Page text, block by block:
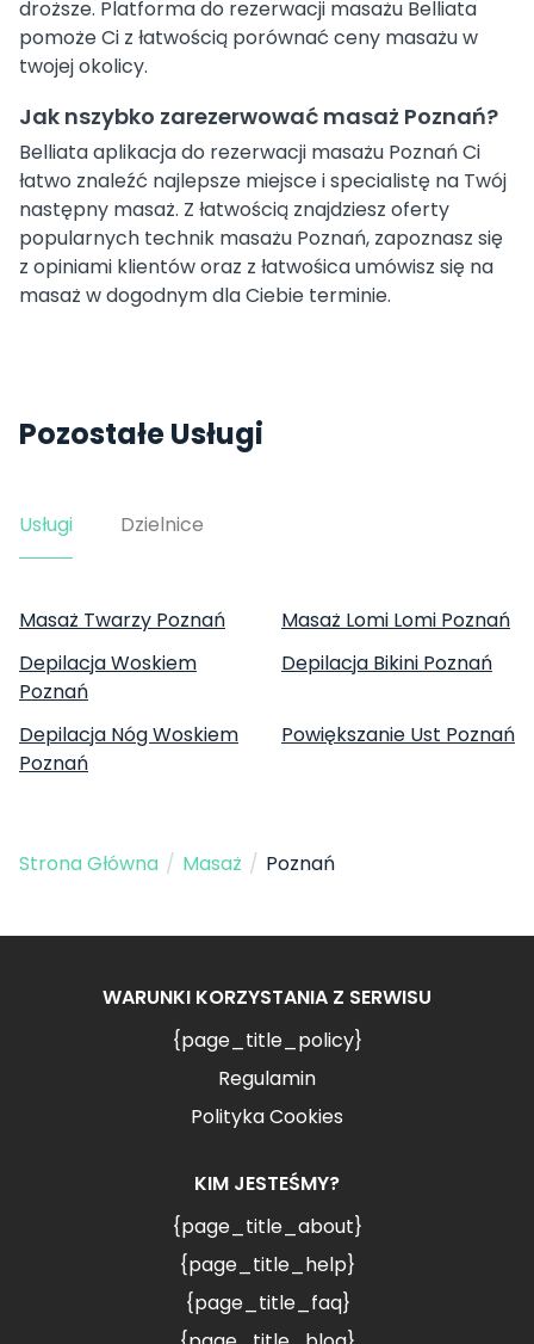
droższe. Platforma do rezerwacji masażu Belliata
pomoże Ci z łatwością porównać ceny masażu w
twojej okolicy.
Jak nszybko zarezerwować masaż Poznań?
Belliata aplikacja do rezerwacji masażu Poznań Ci
łatwo znaleźć najlepsze miejsce i specialistę na Twój
następny masaż. Z łatwością znajdziesz oferty
popularnych technik masażu Poznań, zapoznasz się
z opiniami klientów oraz z łatwośica umówisz się na
masaż w dogodnym dla Ciebie terminie.
Pozostałe Usługi
Usługi Dzielnice
Masaż Twarzy Poznań
Masaż Lomi Lomi Poznań
Depilacja Woskiem
Poznań
Depilacja Bikini Poznań
Depilacja Nóg Woskiem
Poznań
Powiększanie Ust Poznań
Strona Główna / Masaż / Poznań
WARUNKI KORZYSTANIA Z SERWISU
{page_title_policy}
Regulamin
Polityka Cookies
KIM JESTEŚMY?
{page_title_about}
{page_title_help}
{page_title_faq}